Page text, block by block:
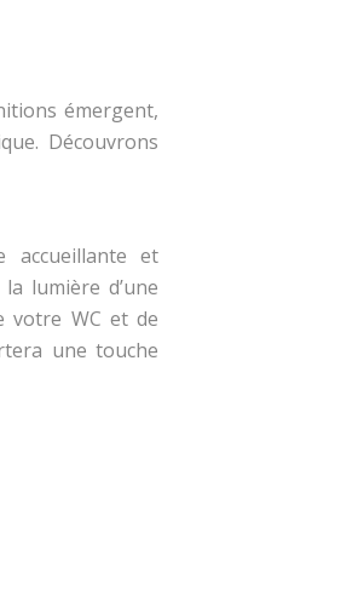
émergent,
Découvrons
accueillante et
lumière d’une
votre WC et de
une touche